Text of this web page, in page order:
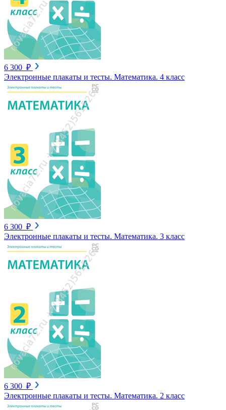
6 300 ₽
Электронные плакаты и тесты. Математика. 4 класс
6 300 ₽
Электронные плакаты и тесты. Математика. 3 класс
6 300 ₽
Электронные плакаты и тесты. Математика. 2 класс